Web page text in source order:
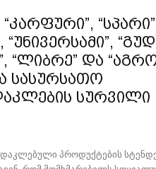
“უნივერსამი”,
“ლიბრე” და
სასურსათო
სურვილი
პროდუქტების